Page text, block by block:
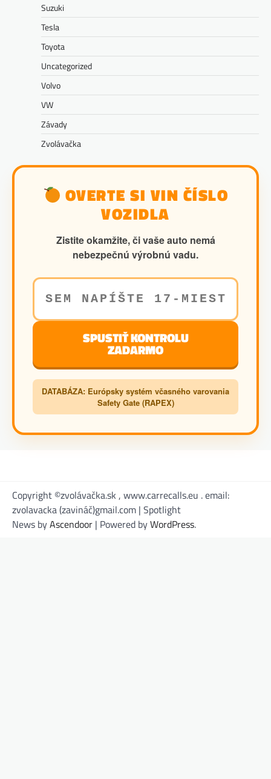
Suzuki
Tesla
Toyota
Uncategorized
Volvo
VW
Závady
Zvolávačka
OVERTE SI VIN ČÍSLO
VOZIDLA
Zistite okamžite, či vaše auto nemá
nebezpečnú výrobnú vadu.
SPUSTIŤ KONTROLU
ZADARMO
DATABÁZA: Európsky systém včasného varovania
Safety Gate (RAPEX)
Copyright ©zvolávačka.sk , www.carrecalls.eu . email:
zvolavacka (zavináč)gmail.com | Spotlight
News byAscendoor | Powered byWordPress.